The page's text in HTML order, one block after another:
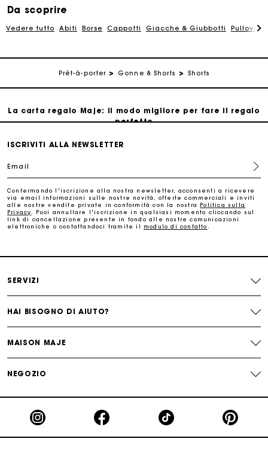
Da scoprire
Vedere tutto Abiti Borse Cappotti Giacche & Giubbotti
Prêt-à-porter Gonne & Shorts Shorts
Paga in 3 rate senza commissioni
Traccia il mio ordine
La carta regalo Maje: il modo migliore per fare il regalo
perfetto
Consegna a domicilio offerta entro 2-3 giorni
Paga in 3 rate senza commissioni
Cambi & Resi gratuiti
ISCRIVITI ALLA NEWSLETTER
Email
Confermando l'iscrizione alla nostra newsletter, acconsenti a ricevere
via email informazioni sulle nostre novità, offerte commerciali e inviti
alle nostre vendite private in conformità con la nostra Politica sulla
Privacy
. Puoi annullare l'iscrizione in qualsiasi momento cliccando sul
link di cancellazione presente in fondo alle nostre comunicazioni
elettroniche o contattandoci tramite il modulo di contatto
SERVIZI
HAI BISOGNO DI AIUTO?
MAISON MAJE
NEGOZIO